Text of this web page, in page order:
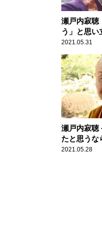
瀬戸内寂聴
う」と思い
てましょう
2021.05.31
瀬戸内寂聴
たと思うな
うがいいです
2021.05.28